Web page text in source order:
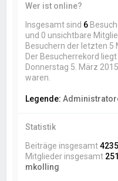
Wer ist online?
Insgesamt sind 6
und 0 unsichtbare
Besuchern der letzten 5
Der Besucherrekord liegt
Donnerstag 5. März
waren.
Legende:
Statistik
Beiträge insgesamt
Mitglieder insgesamt
mkolling